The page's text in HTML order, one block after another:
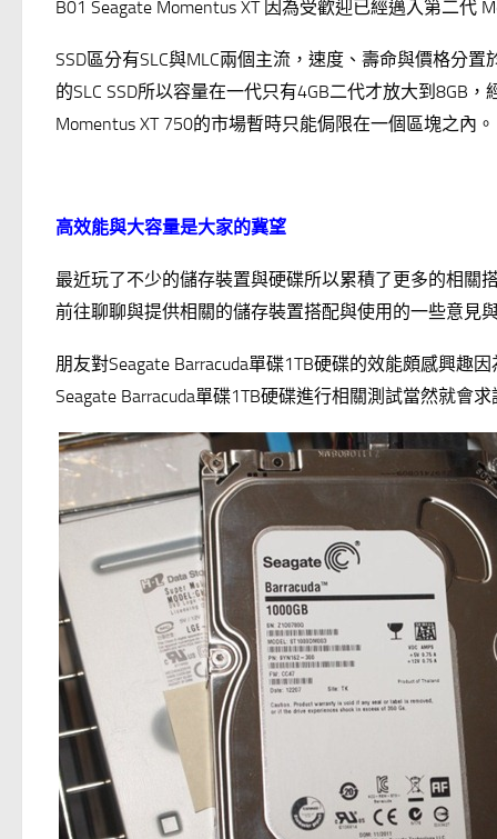
B01 Seagate Momentus XT 因為受歡迎已經邁入第二代
SSD區分有SLC與MLC兩個主流，速度、壽命與價格分
的SLC SSD所以容量在一代只有4GB二代才放大到8GB
Momentus XT 750的市場暫時只能侷限在一個區塊之內。
高效能與大容量是大家的冀望
最近玩了不少的儲存裝置與硬碟所以累積了更多的相關
前往聊聊與提供相關的儲存裝置搭配與使用的一些意見
朋友對Seagate Barracuda單碟1TB硬碟的效能頗感興趣
Seagate Barracuda單碟1TB硬碟進行相關測試當然就會